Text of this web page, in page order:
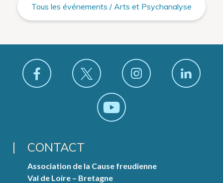
Tous les événements / Arts et Psychanalyse
CONTACT
Association de la Cause freudienne
Val de Loire – Bretagne